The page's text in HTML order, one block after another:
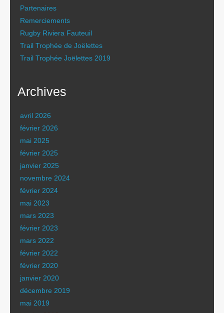
Partenaires
Remerciements
Rugby Riviera Fauteuil
Trail Trophée de Joëlettes
Trail Trophée Joëlettes 2019
Archives
avril 2026
février 2026
mai 2025
février 2025
janvier 2025
novembre 2024
février 2024
mai 2023
mars 2023
février 2023
mars 2022
février 2022
février 2020
janvier 2020
décembre 2019
mai 2019